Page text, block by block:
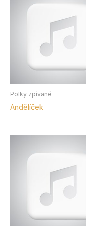
Polky zpívané
Andělíček